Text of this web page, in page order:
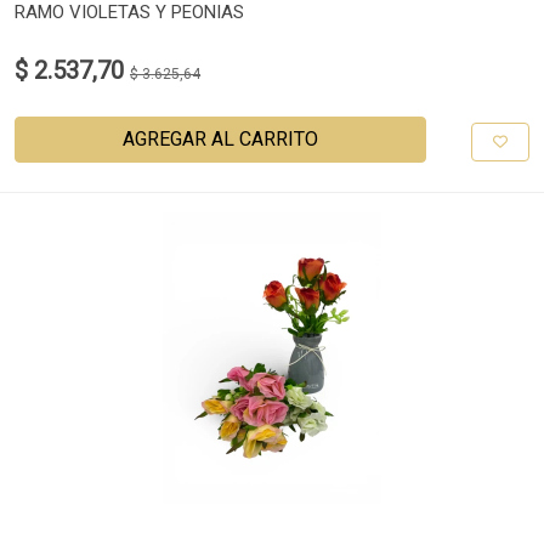
RAMO VIOLETAS Y PEONIAS
$ 2.537,70 $ 3.625,64
AGREGAR AL CARRITO